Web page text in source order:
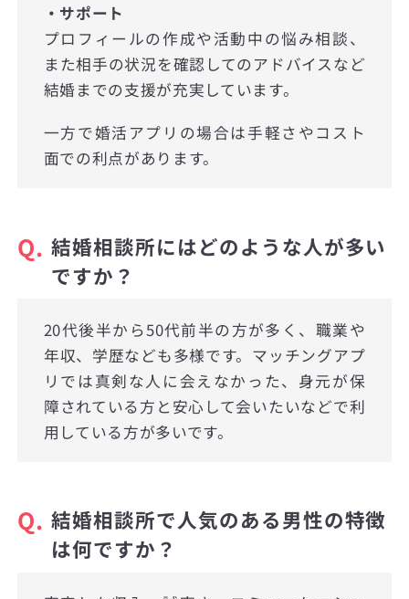
・サポート
プロフィールの作成や活動中の悩み相談、
また相手の状況を確認してのアドバイスなど
結婚までの支援が充実しています。
一方で婚活アプリの場合は手軽さやコスト
面での利点があります。
Q. 結婚相談所にはどのような人が多い
ですか？
20代後半から50代前半の方が多く、職業や
年収、学歴なども多様です。マッチングアプ
リでは真剣な人に会えなかった、身元が保
障されている方と安心して会いたいなどで利
用している方が多いです。
Q. 結婚相談所で人気のある男性の特徴
は何ですか？